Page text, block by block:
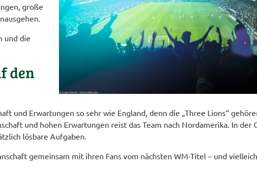
große
und die
den
und Erwartungen so sehr wie England, denn die „Three Lions“
und hohen Erwartungen reist das Team nach Nordamerika. In der
lösbare Aufgaben.
gemeinsam mit ihren Fans vom nächsten WM-Titel – und